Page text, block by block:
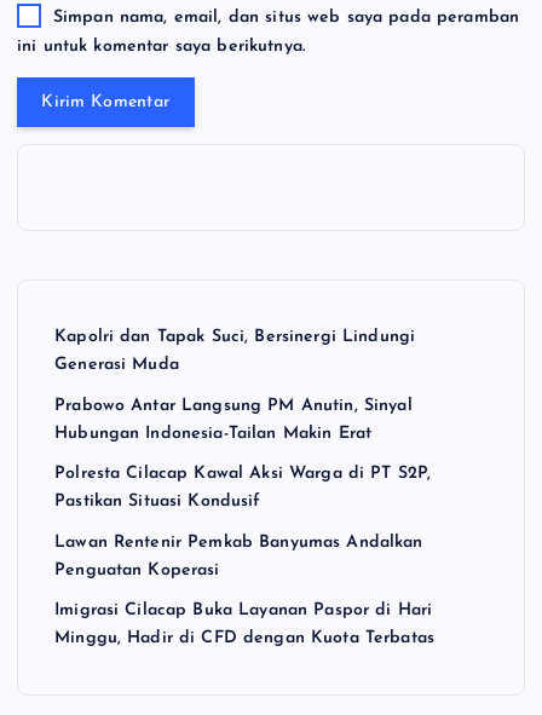
Simpan nama, email, dan situs web saya pada peramban
ini untuk komentar saya berikutnya.
Kapolri dan Tapak Suci, Bersinergi Lindungi
Generasi Muda
Prabowo Antar Langsung PM Anutin, Sinyal
Hubungan Indonesia-Tailan Makin Erat
Polresta Cilacap Kawal Aksi Warga di PT S2P,
Pastikan Situasi Kondusif
Lawan Rentenir Pemkab Banyumas Andalkan
Penguatan Koperasi
Imigrasi Cilacap Buka Layanan Paspor di Hari
Minggu, Hadir di CFD dengan Kuota Terbatas